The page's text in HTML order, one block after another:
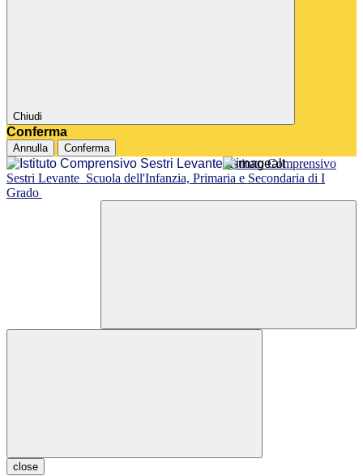
Chiudi
Conferma
Annulla Conferma
Istituto Comprensivo
Sestri Levante Scuola dell'Infanzia, Primaria e Secondaria di I
Grado
close